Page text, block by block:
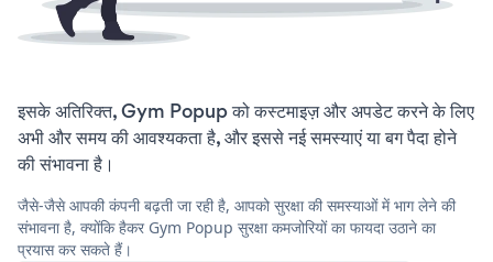
इसके अतिरिक्त, Gym Popup को कस्टमाइज़ और अपडेट करने के लिए
अभी और समय की आवश्यकता है, और इससे नई समस्याएं या बग पैदा होने
की संभावना है।
जैसे-जैसे आपकी कंपनी बढ़ती जा रही है, आपको सुरक्षा की समस्याओं में भाग लेने की
संभावना है, क्योंकि हैकर Gym Popup सुरक्षा कमजोरियों का फायदा उठाने का
प्रयास कर सकते हैं।